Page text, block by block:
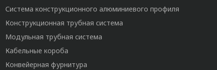
Система конструкционного алюминиевого профиля
Конструкционная трубная система
Модульная трубная система
Кабельные короба
Конвейерная фурнитура